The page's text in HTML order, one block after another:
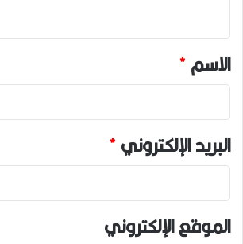
ق
*
الاسم*
البريد الإلكتروني*
الموقع الإلكتروني